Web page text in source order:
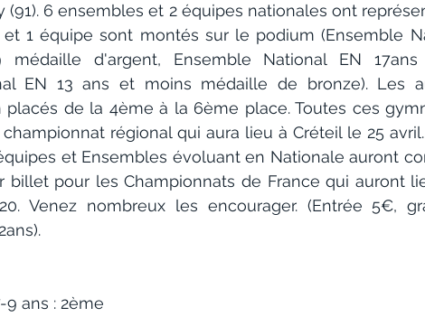
(91). 6 ensembles et 2 équipes nationales ont
et 1 équipe sont montés sur le podium (Ensemble
médaille d'argent, Ensemble National EN
EN 13 ans et moins médaille de bronze). Les
de la 4ème à la 6ème place. Toutes ces
régional qui aura lieu à Créteil le 25
et Ensembles évoluant en Nationale auront
billet pour les Championnats de France qui auront
Venez nombreux les encourager. (Entrée 5€,
9 ans : 2ème